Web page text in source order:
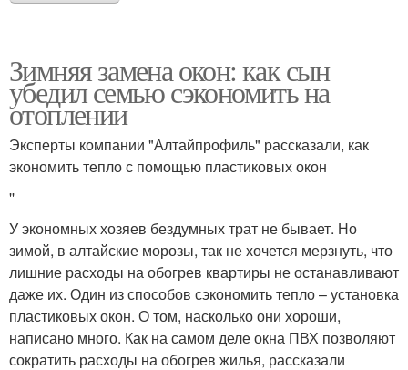
Зимняя замена окон: как сын
убедил семью сэкономить на
отоплении
Эксперты компании "Алтайпрофиль" рассказали, как
экономить тепло с помощью пластиковых окон
''
У экономных хозяев бездумных трат не бывает. Но
зимой, в алтайские морозы, так не хочется мерзнуть, что
лишние расходы на обогрев квартиры не останавливают
даже их. Один из способов сэкономить тепло – установка
пластиковых окон. О том, насколько они хороши,
написано много. Как на самом деле окна ПВХ позволяют
сократить расходы на обогрев жилья, рассказали